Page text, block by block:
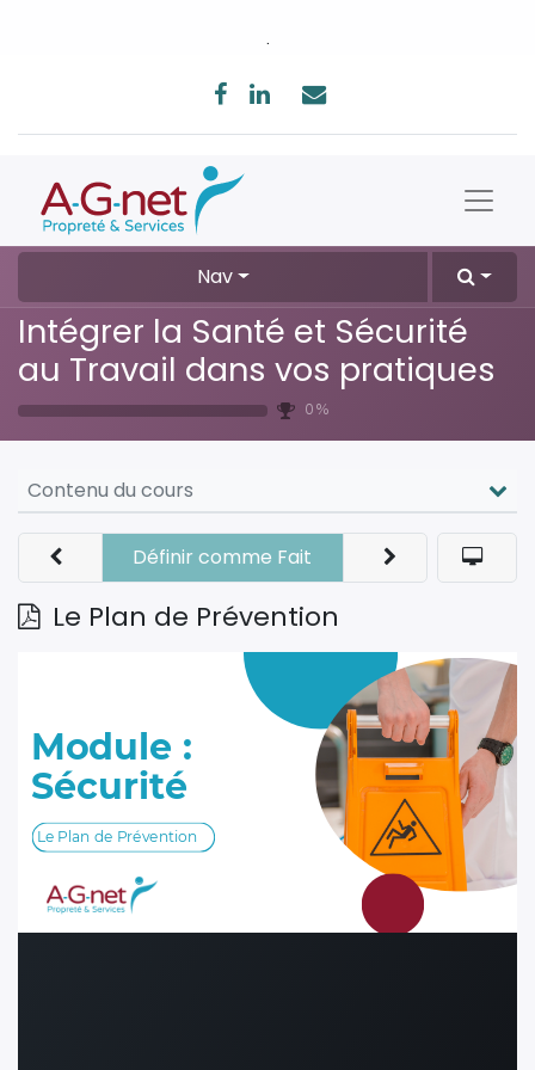
Nav
Intégrer la Santé et Sécurité
au Travail dans vos pratiques
0 %
Contenu du cours
Le Plan de Prévention
Définir comme Fait